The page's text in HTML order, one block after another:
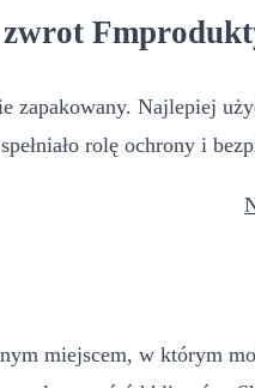
zapakowany. Najlepiej
rolę ochrony i
miejscem, w którym